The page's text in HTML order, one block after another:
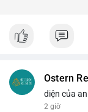
Ostern
diện của
2 giờ